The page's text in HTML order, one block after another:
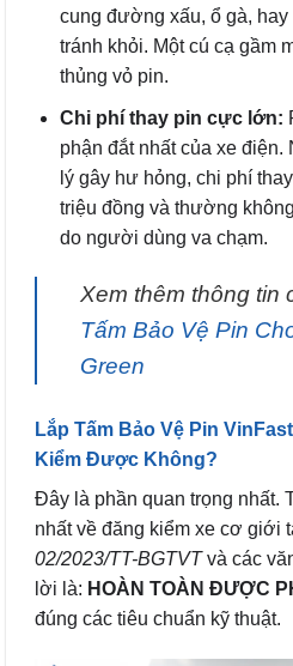
cung đường xấu, ổ gà,
tránh khỏi. Một cú cạ gầm
thủng vỏ pin.
Chi phí thay pin cực lớn:
phận đắt nhất của xe điện.
lý gây hư hỏng, chi phí
triệu đồng và thường
do người dùng va chạm.
Xem thêm thông tin
Tấm Bảo Vệ Pin
Green
Lắp Tấm Bảo Vệ Pin
Kiểm Được Không?
Đây là phần quan trọng nhất.
nhất về đăng kiểm xe cơ giới
02/2023/TT-BGTVTvà các
lời là: HOÀN TOÀN ĐƯỢC
đúng các tiêu chuẩn kỹ thuật.